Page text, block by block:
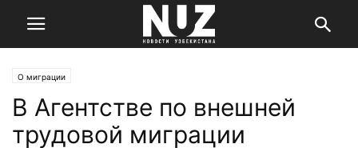
О миграции
В Агентстве по внешней
трудовой миграции